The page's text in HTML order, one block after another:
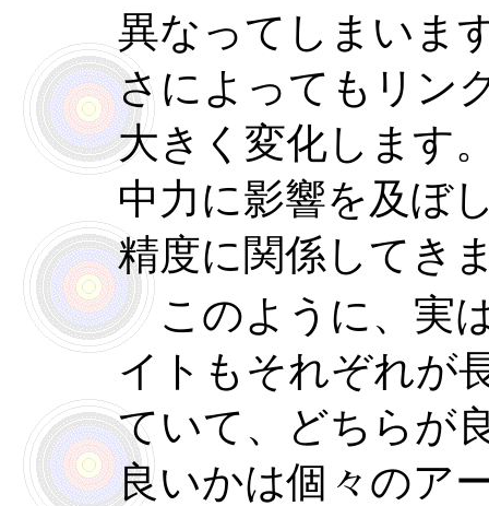
異なってしまいま
さによってもリン
大きく変化します
中力に影響を及ぼ
精度に関係してき
このように、実
イトもそれぞれが
ていて、どちらが
良いかは個々のア